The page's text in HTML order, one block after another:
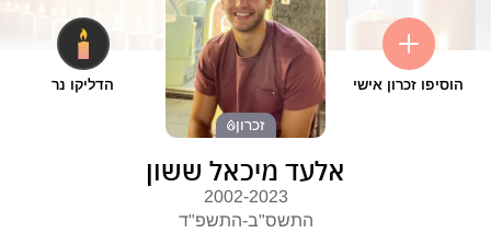
הוסיפו זכרון אישי
זכרון
הדליקו נר
אלעד מיכאל ששון
2002-2023
התשס"ב-התשפ"ד